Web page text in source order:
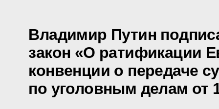
Владимир Путин
закон «О ратификации
конвенции о передаче
по уголовным делам от